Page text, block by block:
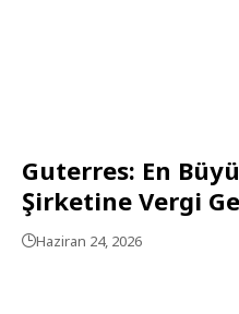
Guterres: En
Şirketine Vergi
Haziran 24, 2026